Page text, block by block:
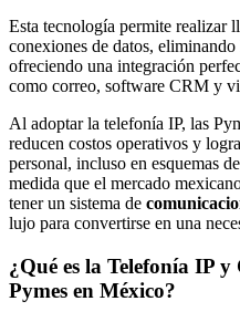
Esta tecnología permite realizar
conexiones de datos,
ofreciendo una integración
como correo, software CRM y
Al adoptar la telefonía IP, las
reducen costos operativos y
personal, incluso en esquemas
medida que el mercado
tener un sistema de
lujo para convertirse en una
¿Qué es la Telefonía IP
Pymes en México?